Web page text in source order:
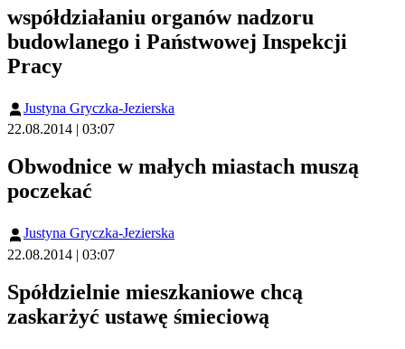
współdziałaniu organów nadzoru
budowlanego i Państwowej Inspekcji
Pracy
Justyna Gryczka-Jezierska
22.08.2014 | 03:07
Obwodnice w małych miastach muszą
poczekać
Justyna Gryczka-Jezierska
22.08.2014 | 03:07
Spółdzielnie mieszkaniowe chcą
zaskarżyć ustawę śmieciową